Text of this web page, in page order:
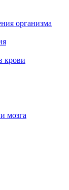
организма
крови
мозга